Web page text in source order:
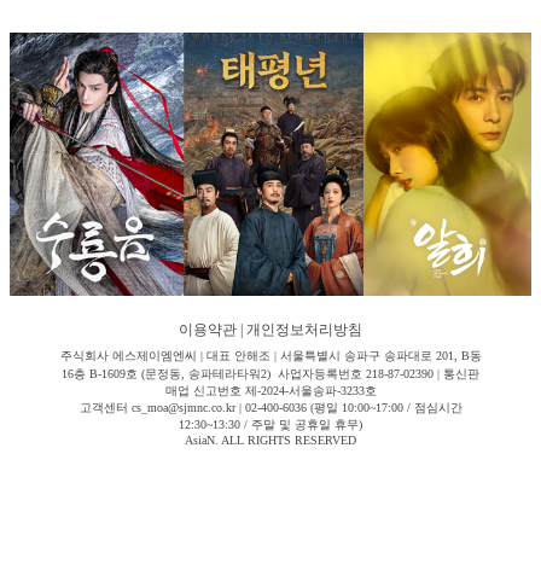
이용약관 개인정보처리방침
주식회사 에스제이엠엔씨 | 대표 안해조 | 서울특별시 송파구 송파대로 201, B동
16층 B-1609호 (문정동, 송파테라타워2) 사업자등록번호 218-87-02390 | 통신판
매업 신고번호 제-2024-서울송파-3233호
고객센터 cs_moa@sjmnc.co.kr | 02-400-6036 (평일 10:00~17:00 / 점심시간
12:30~13:30 / 주말 및 공휴일 휴무)
AsiaN. ALL RIGHTS RESERVED